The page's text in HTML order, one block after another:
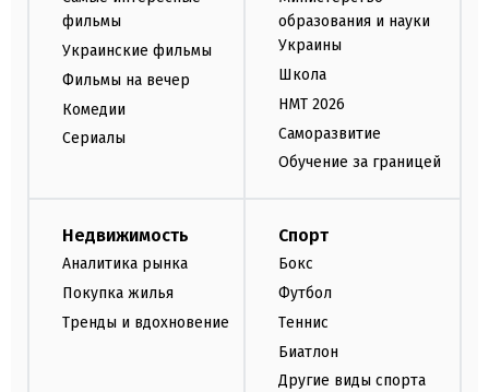
фильмы
Украинские фильмы
Фильмы на вечер
Комедии
Сериалы
образования и науки
Украины
Школа
НМТ 2026
Саморазвитие
Обучение за границей
Недвижимость
Аналитика рынка
Покупка жилья
Тренды и вдохновение
Спорт
Бокс
Футбол
Теннис
Биатлон
Другие виды спорта